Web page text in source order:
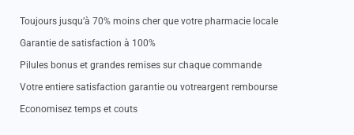
Toujours jusqu’à 70% moins cher que votre pharmacie locale
Garantie de satisfaction à 100%
Pilules bonus et grandes remises sur chaque commande
Votre entiere satisfaction garantie ou votreargent rembourse
Economisez temps et couts